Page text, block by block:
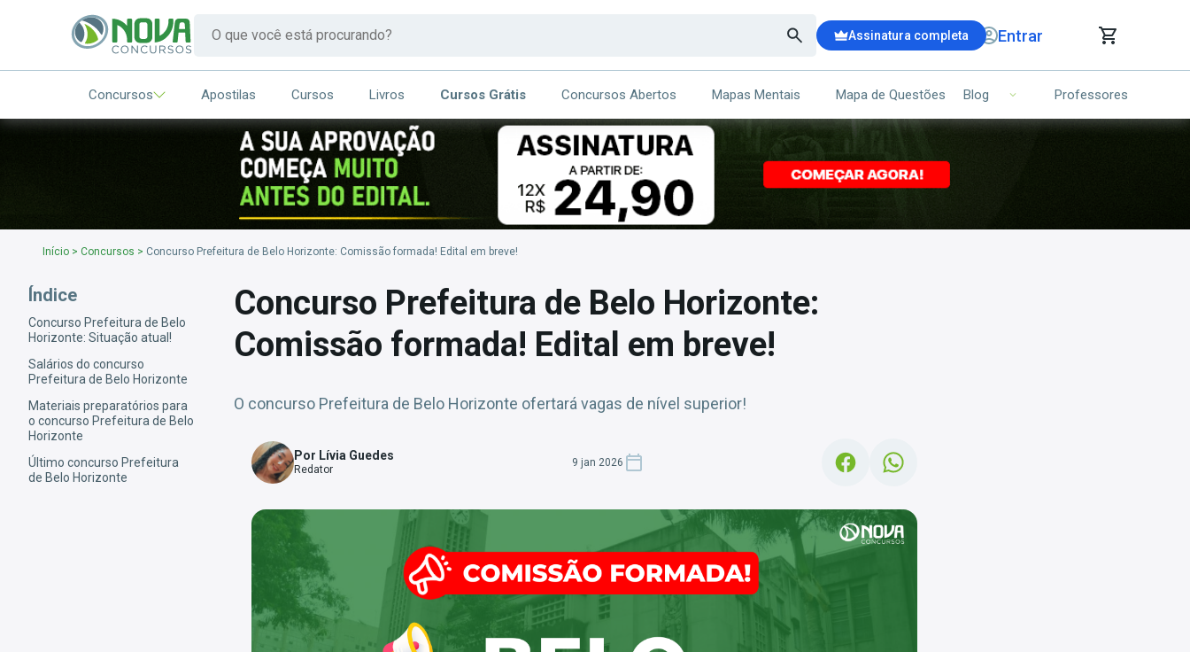
Assinatura completa Entrar
CARRINHO DE COMPRAS
ITENS (00)
Ops!
Seu carrinho ainda está vazio.
Concursos Apostilas Cursos Livros Cursos Grátis Concursos Abertos Mapas Mentais Mapa de Questões Blog Professores
Início > Concursos > Concurso Prefeitura de Belo Horizonte: Comissão formada! Edital em breve!
Índice
Concurso Prefeitura de Belo
Horizonte: Situação atual!
Salários do concurso
Prefeitura de Belo Horizonte
Materiais preparatórios para
o concurso Prefeitura de Belo
Horizonte
Último concurso Prefeitura
de Belo Horizonte
Concurso Prefeitura de Belo Horizonte:
Comissão formada! Edital em breve!
O concurso Prefeitura de Belo Horizonte ofertará vagas de nível superior!
Por Lívia Guedes
Redator
9 jan 2026